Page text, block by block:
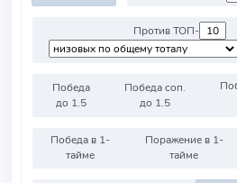
Против ТОП-
Победа
до 1.5
Победа соп.
до 1.5
Победа в 1-
тайме
Поражение в 1-
тайме